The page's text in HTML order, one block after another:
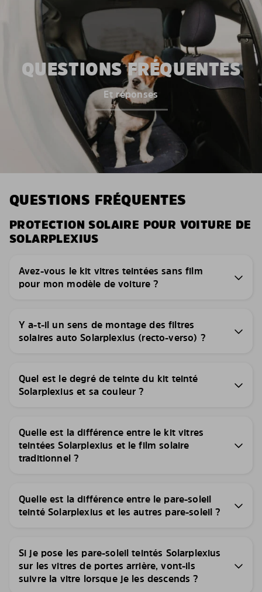
QUESTIONS FRÉQUENTES
Et réponses
QUESTIONS FRÉQUENTES
PROTECTION SOLAIRE POUR VOITURE DE
SOLARPLEXIUS
Avez-vous le kit vitres teintées sans film
pour mon modèle de voiture ?
Y a-t-il un sens de montage des filtres
solaires auto Solarplexius (recto-verso) ?
Quel est le degré de teinte du kit teinté
Solarplexius et sa couleur ?
Quelle est la différence entre le kit vitres
teintées Solarplexius et le film solaire
traditionnel ?
Quelle est la différence entre le pare-soleil
teinté Solarplexius et les autres pare-soleil ?
Si je pose les pare-soleil teintés Solarplexius
sur les vitres de portes arrière, vont-ils
suivre la vitre lorsque je les descends ?